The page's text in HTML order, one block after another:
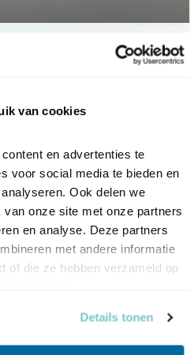
van cookies
en advertenties te
voor social media te bieden en
Ook delen we
onze site met onze partners
en analyse. Deze partners
met andere informatie
of die ze hebben verzameld op
Details tonen